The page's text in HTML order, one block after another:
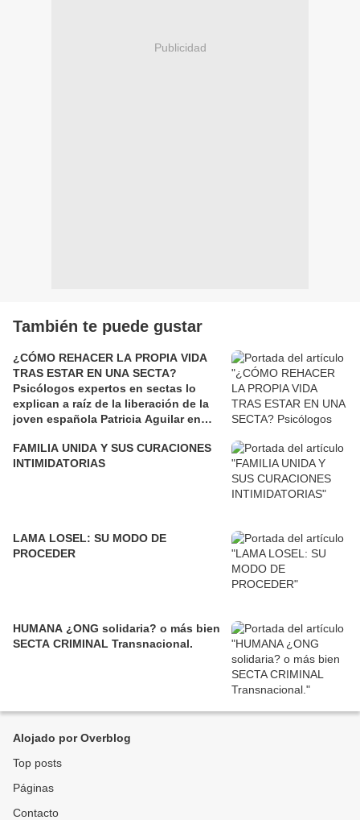
Publicidad
También te puede gustar
¿CÓMO REHACER LA PROPIA VIDA
TRAS ESTAR EN UNA SECTA?
Psicólogos expertos en sectas lo
explican a raíz de la liberación de la
joven española Patricia Aguilar en
FAMILIA UNIDA Y SUS CURACIONES
INTIMIDATORIAS
LAMA LOSEL: SU MODO DE
PROCEDER
HUMANA ¿ONG solidaria? o más bien
SECTA CRIMINAL Transnacional.
Alojado por Overblog
Top posts
Páginas
Contacto